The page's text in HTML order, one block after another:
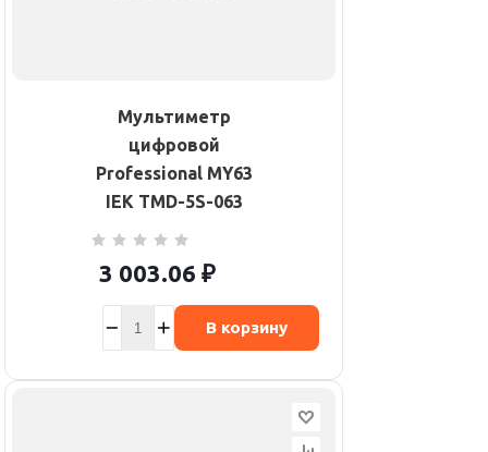
Мультиметр
цифровой
Professional MY63
IEK TMD-5S-063
3 003.06 ₽
В корзину